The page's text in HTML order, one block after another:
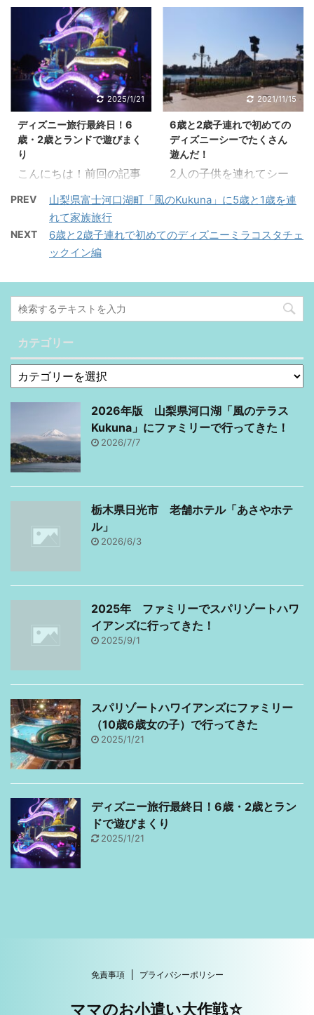
ンパッケージ）予約編の
紹介でした。 ⇩ 前回の
記事はこちら ⇩ さて、
今回は6歳2歳の子供を連
れていざ出発！ ディズニ
ーリゾート1泊2日旅行
準備編 1泊2日のディズ
ニー旅行ということで、
持ち物も気を付けまし
た。 ・おむつ大量 ・お
しり拭き ・除菌シート、
除菌スプレー ・衣類 ・
ペットボトル飲み物 ・2
歳児用にストロー ・レイ
ンコート（手持ち用荷物
・お菓子（大量） ・絆創
膏、爪切り、かゆみ止
め、胃薬、目薬、湿布、
過 ...
様を紹介したいと思いま
す。 初！ディズニーシー
ミラコスタホテルを満喫
する♪ ミラコスタに来た
のは人生において初めて
です。それを既に6歳と2
歳が経験するなんてとて
も贅沢！ 恐らく一生（大
げさ？）来れないと思う
ので、二人にはめいっぱ
思います！ 私たちが宿泊
ービュー）です。 運よく
その日だけ空いていて取
れました。ラッキーで
2025/1/21
ディズニー旅行最終日！6
歳・2歳とランドで遊びまく
り
こんにちは！前回の記事
とうございます！ 今日は
ディズニー旅最終日、ラ
ンドで遊んだ模様をご紹
介したいと思います。
ドを満喫するぞ！ 最終日
はあいにくの天気でし
た。車の中にレイングッ
ズを置いてきてしまった
のが悔やまれます。 さ
て、気を取り直して新し
くできた「美女と野獣」
パークに行きます！ 最
初、後ろの山が本物かと
思ってよく見たら本物じ
ゃなくて感動しました。
近感あるし、ファンタジ
ー感あるし。 バケパのア
トラクション優先チ ...
2021/11/15
6歳と2歳子連れで初めての
ディズニーシーでたくさん
遊んだ！
2人の子供を連れてシー
と前々回にはシーで遊ぶ
した。 今回はメインであ
からどうぞー！ 久しぶり
のディズニーシー 2歳の
です。 楽しませてあげた
けど、さてどうやって回
ろうか…。 私たちが行っ
た時期は2021年のコロナ
ょっと混むかなと思った
PREV
山梨県富士河口湖町「風のKukuna」に5歳と1歳を連
れて家族旅行
NEXT
6歳と2歳子連れで初めてのディズニーミラコスタチェ
ックイン編
カテゴリー
2026年版 山梨県河口湖「風のテラス
Kukuna」にファミリーで行ってきた！
2026/7/7
栃木県日光市 老舗ホテル「あさやホテ
ル」
2026/6/3
2025年 ファミリーでスパリゾートハワ
イアンズに行ってきた！
2025/9/1
スパリゾートハワイアンズにファミリー
（10歳6歳女の子）で行ってきた
2025/1/21
ディズニー旅行最終日！6歳・2歳とラン
ドで遊びまくり
2025/1/21
免責事項 プライバシーポリシー
ママのお小遣い大作戦☆